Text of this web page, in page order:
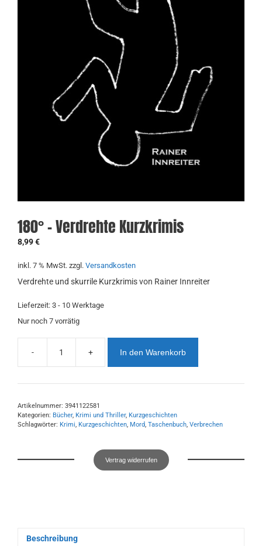
180° – Verdrehte Kurzkrimis
8,99€
inkl. 7 % MwSt. zzgl. Versandkosten
Verdrehte und skurrile Kurzkrimis von Rainer Innreiter
Lieferzeit: 3 - 10 Werktage
Nur noch 7 vorrätig
-
180°
-
Verdrehte
+ In den Warenkorb
Artikelnummer: 3941122581
Kategorien: Bücher, Krimi und Thriller, Kurzgeschichten
Schlagwörter: Krimi, Kurzgeschichten, Mord, Taschenbuch, Verbrechen
Vertrag widerrufen
Beschreibung